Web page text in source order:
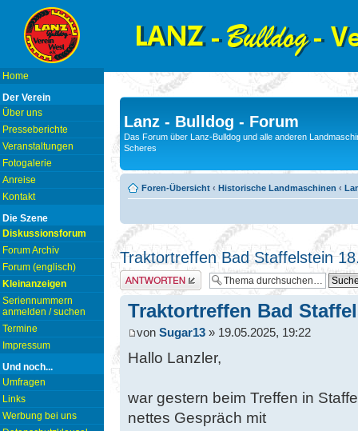
Home
Der Verein
Über uns
Presseberichte
Veranstaltungen
Fotogalerie
Anreise
Kontakt
Die Szene
Diskussionsforum
Forum Archiv
Forum (englisch)
Kleinanzeigen
Seriennummern
anmelden / suchen
Termine
Impressum
Und noch...
Umfragen
Links
Werbung bei uns
Lanz - Bulldog - Forum
Das Forum über Lanz-Bulldog und alle anderen
Scheres
Foren-Übersicht ‹ Historische Landmaschinen ‹
Traktortreffen Bad Staffelstein
Antwort erstellen
Traktortreffen Bad
von Sugar13 » 19.05.2025, 19:22
Hallo Lanzler,
war gestern beim Treffen in
nettes Gespräch mit